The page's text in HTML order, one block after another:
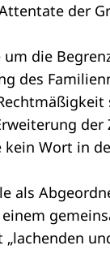
der
die
des
Wort in
als